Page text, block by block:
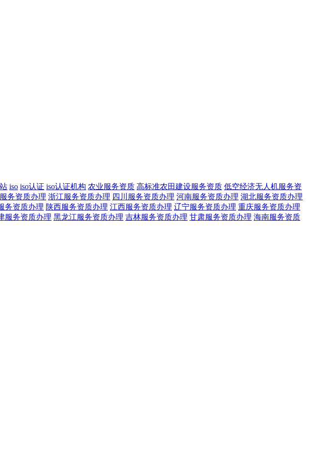
iso iso认证 iso认证机构 农业服务资质 高标准农田建设服务资质 低空经济无人机服务资
务资质办理 浙江服务资质办理 四川服务资质办理 河南服务资质办理 湖北服务资质办理
务资质办理 陕西服务资质办理 江西服务资质办理 辽宁服务资质办理 重庆服务资质办理
服务资质办理 黑龙江服务资质办理 吉林服务资质办理 甘肃服务资质办理 海南服务资质